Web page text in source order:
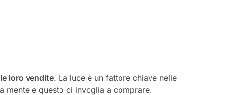
loro vendite. La luce è un fattore chiave nelle
mente e questo ci invoglia a comprare.